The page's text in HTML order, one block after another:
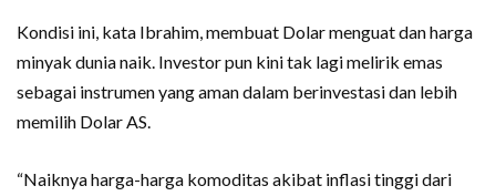
Kondisi ini, kata Ibrahim, membuat Dolar menguat dan harga
minyak dunia naik. Investor pun kini tak lagi melirik emas
sebagai instrumen yang aman dalam berinvestasi dan lebih
memilih Dolar AS.
“Naiknya harga-harga komoditas akibat inflasi tinggi dari